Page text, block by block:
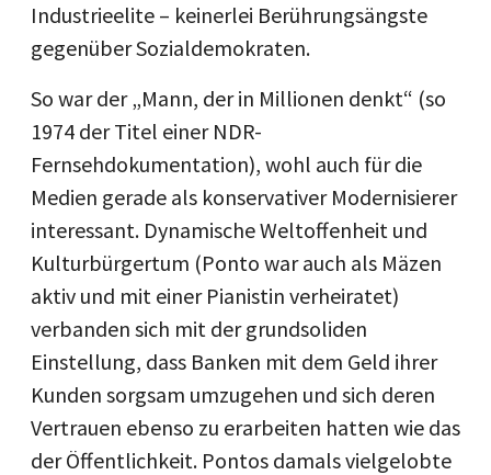
Industrieelite – keinerlei Berührungsängste
gegenüber Sozialdemokraten.
So war der „Mann, der in Millionen denkt“ (so
1974 der Titel einer NDR-
Fernsehdokumentation), wohl auch für die
Medien gerade als konservativer Modernisierer
interessant. Dynamische Weltoffenheit und
Kulturbürgertum (Ponto war auch als Mäzen
aktiv und mit einer Pianistin verheiratet)
verbanden sich mit der grundsoliden
Einstellung, dass Banken mit dem Geld ihrer
Kunden sorgsam umzugehen und sich deren
Vertrauen ebenso zu erarbeiten hatten wie das
der Öffentlichkeit. Pontos damals vielgelobte